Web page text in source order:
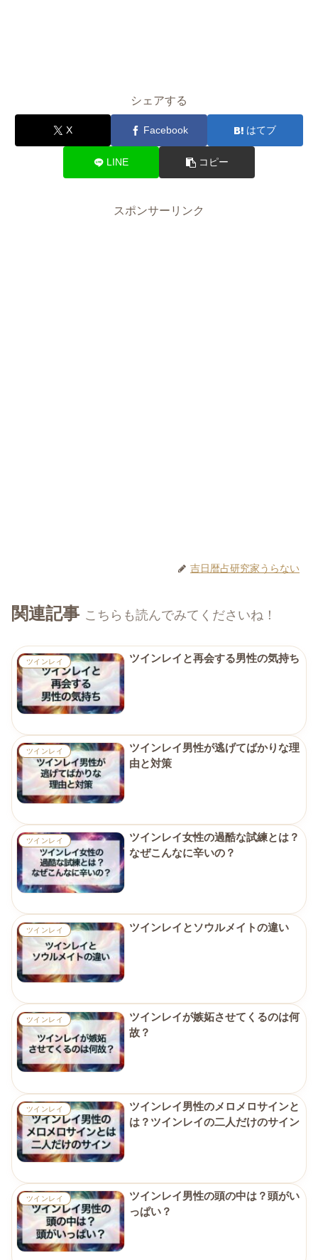
シェアする
X Facebook はてブ
LINE コピー
スポンサーリンク
吉日暦占研究家うらない
関連記事 こちらも読んでみてくださいね！
ツインレイ ツインレイと再会する男性の気持ち
ツインレイ
ツインレイ男性が逃げてばかりな理
由と対策
ツインレイ
ツインレイ女性の過酷な試練とは？
なぜこんなに辛いの？
ツインレイ ツインレイとソウルメイトの違い
ツインレイ
ツインレイが嫉妬させてくるのは何
故？
ツインレイ
ツインレイ男性のメロメロサインと
は？ツインレイの二人だけのサイン
ツインレイ
ツインレイ男性の頭の中は？頭がい
っぱい？